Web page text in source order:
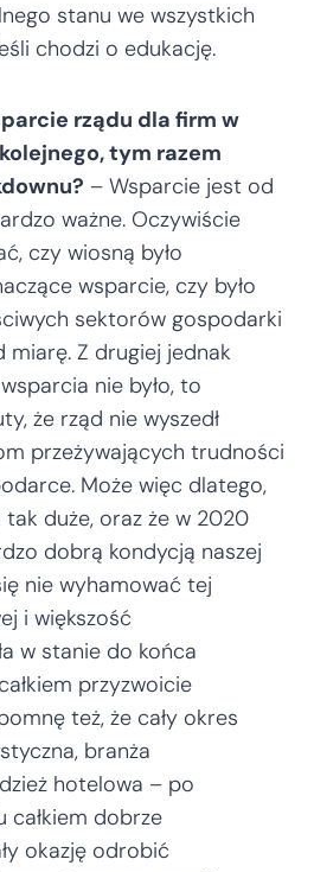
stanu we wszystkich
chodzi o edukację.
rządu dla firm w
tym razem
– Wsparcie jest od
ważne. Oczywiście
czy wiosną było
wsparcie, czy było
sektorów gospodarki
miarę. Z drugiej jednak
nie było, to
że rząd nie wyszedł
przeżywających trudności
Może więc dlatego,
duże, oraz że w 2020
dobrą kondycją naszej
nie wyhamować tej
i większość
w stanie do końca
przyzwoicie
też, że cały okres
branża
hotelowa – po
całkiem dobrze
okazję odrobić